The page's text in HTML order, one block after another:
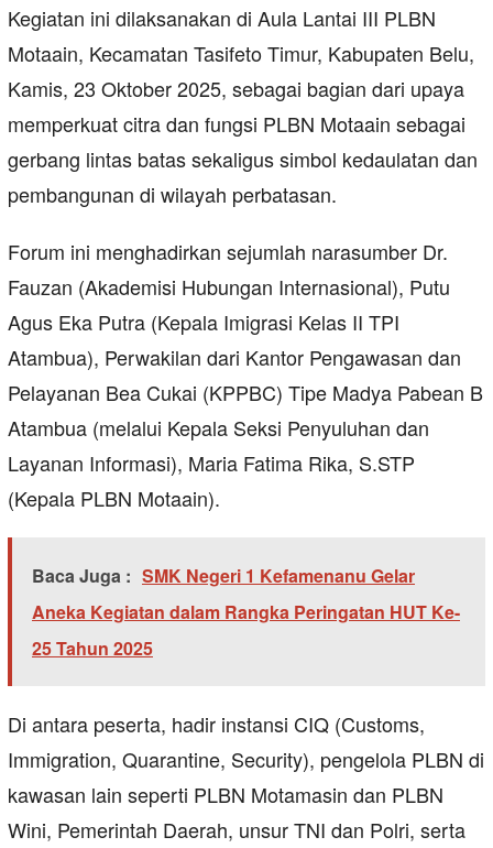
Kegiatan ini dilaksanakan di Aula Lantai III PLBN
Motaain, Kecamatan Tasifeto Timur, Kabupaten Belu,
Kamis, 23 Oktober 2025, sebagai bagian dari upaya
memperkuat citra dan fungsi PLBN Motaain sebagai
gerbang lintas batas sekaligus simbol kedaulatan dan
pembangunan di wilayah perbatasan.
Forum ini menghadirkan sejumlah narasumber Dr.
Fauzan (Akademisi Hubungan Internasional), Putu
Agus Eka Putra (Kepala Imigrasi Kelas II TPI
Atambua), Perwakilan dari Kantor Pengawasan dan
Pelayanan Bea Cukai (KPPBC) Tipe Madya Pabean B
Atambua (melalui Kepala Seksi Penyuluhan dan
Layanan Informasi), Maria Fatima Rika, S.STP
(Kepala PLBN Motaain).
Baca Juga : SMK Negeri 1 Kefamenanu Gelar
Aneka Kegiatan dalam Rangka Peringatan HUT Ke-
25 Tahun 2025
Di antara peserta, hadir instansi CIQ (Customs,
Immigration, Quarantine, Security), pengelola PLBN di
kawasan lain seperti PLBN Motamasin dan PLBN
Wini, Pemerintah Daerah, unsur TNI dan Polri, serta